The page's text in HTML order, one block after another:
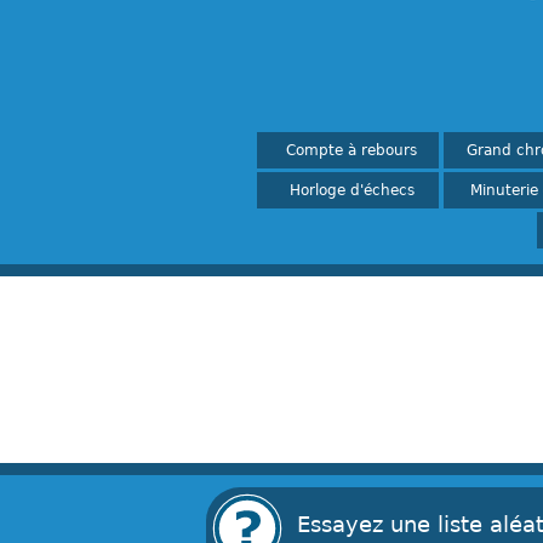
Compte à rebours
-
Grand
-
Horloge d'échecs Minuterie
Essayez une liste